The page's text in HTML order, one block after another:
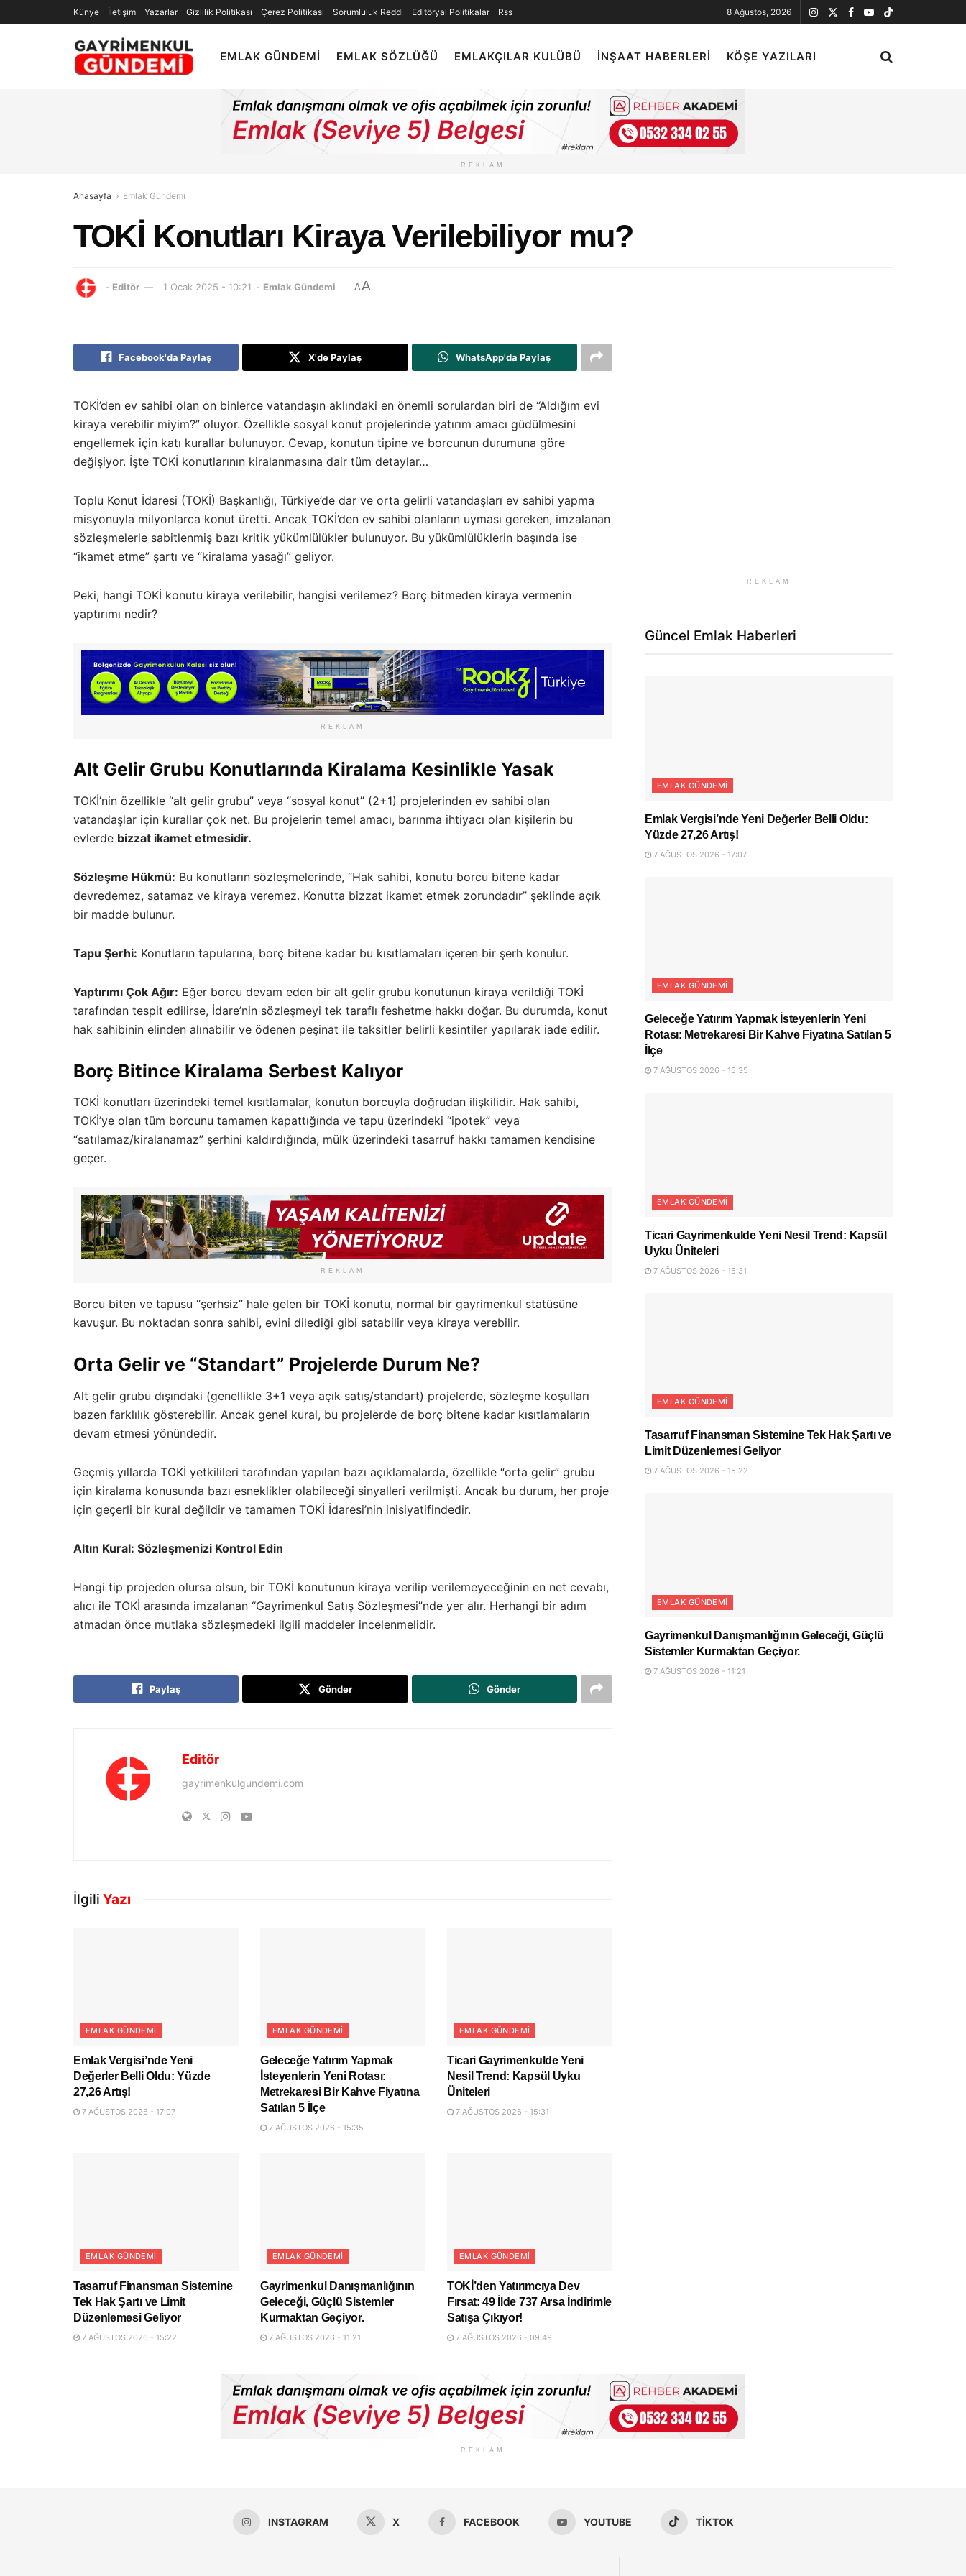
Künye İletişim Yazarlar Gizlilik Politikası Çerez Politikası Sorumluluk Reddi Editöryal Politikalar Rss 8 Ağustos, 2026
EMLAK GÜNDEMI EMLAK SÖZLÜĞÜ EMLAKÇILAR KULÜBÜ İNŞAAT HABERLERI KÖŞE YAZILARI
REKLAM
Anasayfa Emlak Gündemi
TOKİ Konutları Kiraya Verilebiliyor mu?
- Editör 1 Ocak 2025 - 10:21 - Emlak Gündemi AA
Facebook'da Paylaş X'de Paylaş WhatsApp'da Paylaş
TOKİ’den ev sahibi olan on binlerce vatandaşın aklındaki en önemli sorulardan biri de “Aldığım evi
kiraya verebilir miyim?” oluyor. Özellikle sosyal konut projelerinde yatırım amacı güdülmesini
engellemek için katı kurallar bulunuyor. Cevap, konutun tipine ve borcunun durumuna göre
değişiyor. İşte TOKİ konutlarının kiralanmasına dair tüm detaylar…
Toplu Konut İdaresi (TOKİ) Başkanlığı, Türkiye’de dar ve orta gelirli vatandaşları ev sahibi yapma
misyonuyla milyonlarca konut üretti. Ancak TOKİ’den ev sahibi olanların uyması gereken, imzalanan
sözleşmelerle sabitlenmiş bazı kritik yükümlülükler bulunuyor. Bu yükümlülüklerin başında ise
“ikamet etme” şartı ve “kiralama yasağı” geliyor.
Peki, hangi TOKİ konutu kiraya verilebilir, hangisi verilemez? Borç bitmeden kiraya vermenin
yaptırımı nedir?
REKLAM
Alt Gelir Grubu Konutlarında Kiralama Kesinlikle Yasak
TOKİ’nin özellikle “alt gelir grubu” veya “sosyal konut” (2+1) projelerinden ev sahibi olan
vatandaşlar için kurallar çok net. Bu projelerin temel amacı, barınma ihtiyacı olan kişilerin bu
evlerde bizzat ikamet etmesidir.
Sözleşme Hükmü: Bu konutların sözleşmelerinde, “Hak sahibi, konutu borcu bitene kadar
devredemez, satamaz ve kiraya veremez. Konutta bizzat ikamet etmek zorundadır” şeklinde açık
bir madde bulunur.
Tapu Şerhi: Konutların tapularına, borç bitene kadar bu kısıtlamaları içeren bir şerh konulur.
Yaptırımı Çok Ağır: Eğer borcu devam eden bir alt gelir grubu konutunun kiraya verildiği TOKİ
tarafından tespit edilirse, İdare’nin sözleşmeyi tek taraflı feshetme hakkı doğar. Bu durumda, konut
hak sahibinin elinden alınabilir ve ödenen peşinat ile taksitler belirli kesintiler yapılarak iade edilir.
Borç Bitince Kiralama Serbest Kalıyor
TOKİ konutları üzerindeki temel kısıtlamalar, konutun borcuyla doğrudan ilişkilidir. Hak sahibi,
TOKİ’ye olan tüm borcunu tamamen kapattığında ve tapu üzerindeki “ipotek” veya
“satılamaz/kiralanamaz” şerhini kaldırdığında, mülk üzerindeki tasarruf hakkı tamamen kendisine
geçer.
REKLAM
Borcu biten ve tapusu “şerhsiz” hale gelen bir TOKİ konutu, normal bir gayrimenkul statüsüne
kavuşur. Bu noktadan sonra sahibi, evini dilediği gibi satabilir veya kiraya verebilir.
Orta Gelir ve “Standart” Projelerde Durum Ne?
Alt gelir grubu dışındaki (genellikle 3+1 veya açık satış/standart) projelerde, sözleşme koşulları
bazen farklılık gösterebilir. Ancak genel kural, bu projelerde de borç bitene kadar kısıtlamaların
devam etmesi yönündedir.
Geçmiş yıllarda TOKİ yetkilileri tarafından yapılan bazı açıklamalarda, özellikle “orta gelir” grubu
için kiralama konusunda bazı esneklikler olabileceği sinyalleri verilmişti. Ancak bu durum, her proje
için geçerli bir kural değildir ve tamamen TOKİ İdaresi’nin inisiyatifindedir.
Altın Kural: Sözleşmenizi Kontrol Edin
Hangi tip projeden olursa olsun, bir TOKİ konutunun kiraya verilip verilemeyeceğinin en net cevabı,
alıcı ile TOKİ arasında imzalanan “Gayrimenkul Satış Sözleşmesi”nde yer alır. Herhangi bir adım
atmadan önce mutlaka sözleşmedeki ilgili maddeler incelenmelidir.
Paylaş Gönder Gönder
Editör
gayrimenkulgundemi.com
İlgili Yazı
EMLAK GÜNDEMI
Emlak Vergisi’nde Yeni
Değerler Belli Oldu: Yüzde
27,26 Artış!
7 AĞUSTOS 2026 - 17:07
EMLAK GÜNDEMI
Geleceğe Yatırım Yapmak
İsteyenlerin Yeni Rotası:
Metrekaresi Bir Kahve Fiyatına
Satılan 5 İlçe
7 AĞUSTOS 2026 - 15:35
EMLAK GÜNDEMI
Ticari Gayrimenkulde Yeni
Nesil Trend: Kapsül Uyku
Üniteleri
7 AĞUSTOS 2026 - 15:31
EMLAK GÜNDEMI
Tasarruf Finansman Sistemine
Tek Hak Şartı ve Limit
Düzenlemesi Geliyor
7 AĞUSTOS 2026 - 15:22
EMLAK GÜNDEMI
Gayrimenkul Danışmanlığının
Geleceği, Güçlü Sistemler
Kurmaktan Geçiyor.
7 AĞUSTOS 2026 - 11:21
EMLAK GÜNDEMI
TOKİ’den Yatırımcıya Dev
Fırsat: 49 İlde 737 Arsa İndirimle
Satışa Çıkıyor!
7 AĞUSTOS 2026 - 09:49
REKLAM
Güncel Emlak Haberleri
EMLAK GÜNDEMI
Emlak Vergisi’nde Yeni Değerler Belli Oldu:
Yüzde 27,26 Artış!
7 AĞUSTOS 2026 - 17:07
EMLAK GÜNDEMI
Geleceğe Yatırım Yapmak İsteyenlerin Yeni
Rotası: Metrekaresi Bir Kahve Fiyatına Satılan 5
İlçe
7 AĞUSTOS 2026 - 15:35
EMLAK GÜNDEMI
Ticari Gayrimenkulde Yeni Nesil Trend: Kapsül
Uyku Üniteleri
7 AĞUSTOS 2026 - 15:31
EMLAK GÜNDEMI
Tasarruf Finansman Sistemine Tek Hak Şartı ve
Limit Düzenlemesi Geliyor
7 AĞUSTOS 2026 - 15:22
EMLAK GÜNDEMI
Gayrimenkul Danışmanlığının Geleceği, Güçlü
Sistemler Kurmaktan Geçiyor.
7 AĞUSTOS 2026 - 11:21
REKLAM
INSTAGRAM X FACEBOOK YOUTUBE TIKTOK